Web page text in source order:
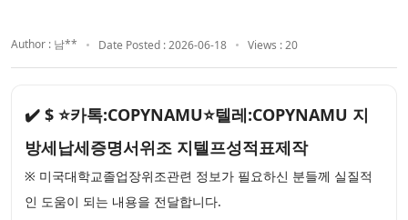
Author : 남** Date Posted : 2026-06-18 Views : 20
✔️ $ ⭐카톡:COPYNAMU⭐텔레:COPYNAMU 지
방세납세증명서위조 지텔프성적표제작
※ 미국대학교졸업장위조관련 정보가 필요하신 분들께 실질적
인 도움이 되는 내용을 전달합니다.